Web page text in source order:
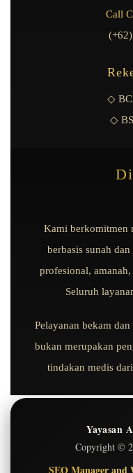
Call
◇
◇
Kami berkomitmen
berbasis sunah
profesional,
Seluruh
Pelayanan bekam
bukan merupakan
tindakan medis
Yayasan
Copyright ©